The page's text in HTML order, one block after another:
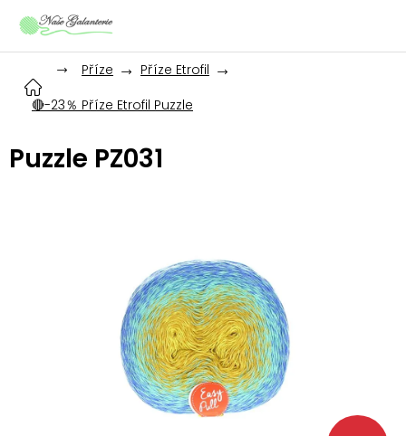
Příze
Příze Etrofil
🔴-23％ Příze Etrofil Puzzle
Puzzle PZ031